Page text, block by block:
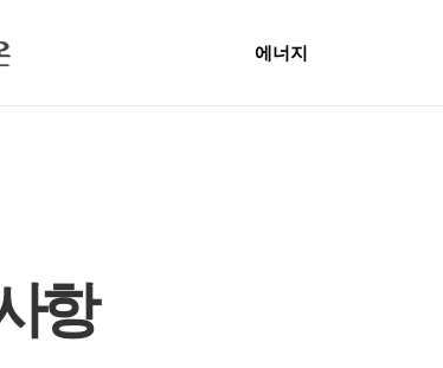
에너지
항